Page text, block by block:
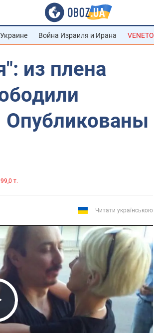
Война Израиля и Ирана VENETO
из плена
Опубликованы
99,0 т.
Читати українською
Video